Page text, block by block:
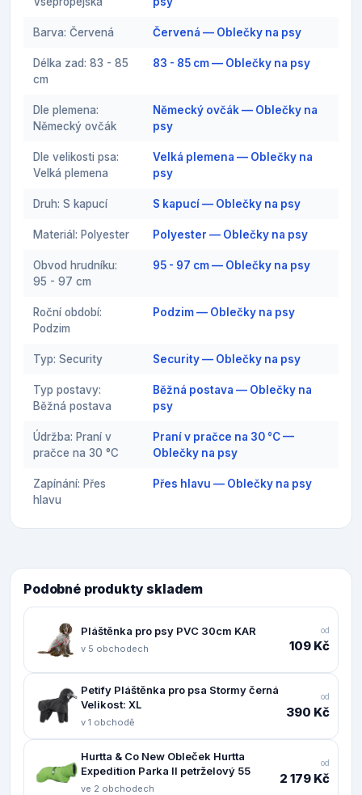
Barva: Červená Červená — Oblečky na psy
Délka zad: 83 - 85
cm
83 - 85 cm — Oblečky na psy
Dle plemena:
Německý ovčák
Německý ovčák — Oblečky na
psy
Dle velikosti psa:
Velká plemena
Velká plemena — Oblečky na
psy
Druh: S kapucí S kapucí — Oblečky na psy
Materiál: Polyester Polyester — Oblečky na psy
Obvod hrudníku:
95 - 97 cm
95 - 97 cm — Oblečky na psy
Roční období:
Podzim
Podzim — Oblečky na psy
Typ: Security Security — Oblečky na psy
Typ postavy:
Běžná postava
Běžná postava — Oblečky na
psy
Údržba: Praní v
pračce na 30 °C
Praní v pračce na 30 °C —
Oblečky na psy
Zapínání: Přes
hlavu
Přes hlavu — Oblečky na psy
Podobné produkty skladem
Pláštěnka pro psy PVC 30cm KAR
v 5 obchodech
od
109 Kč
Petify Pláštěnka pro psa Stormy černá
Velikost: XL
v 1 obchodě
od
390 Kč
Hurtta & Co New Obleček Hurtta
Expedition Parka II petrželový 55
ve 2 obchodech
od
2 179 Kč